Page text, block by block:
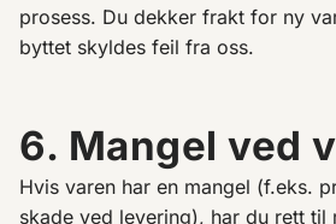
prosess. Du dekker frakt for ny
byttet skyldes feil fra oss.
6. Mangel ved
Hvis varen har en mangel (f.eks.
skade ved levering), har du rett til